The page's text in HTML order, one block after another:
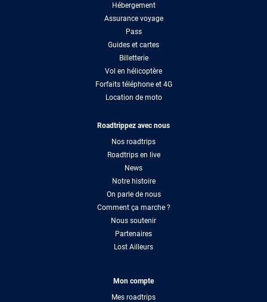
Hébergement
Assurance voyage
Pass
Guides et cartes
Billetterie
Vol en hélicoptère
Forfaits téléphone et 4G
Location de moto
Roadtrippez avec nous
Nos roadtrips
Roadtrips en live
News
Notre histoire
On parle de nous
Comment ça marche ?
Nous soutenir
Partenaires
Lost Ailleurs
Mon compte
Mes roadtrips